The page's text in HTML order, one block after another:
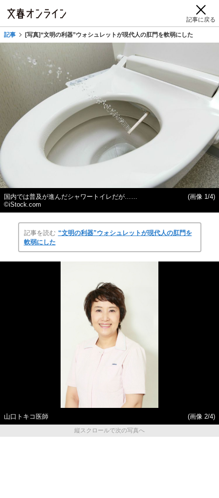
記事に戻る
記事 [写真]“文明の利器”ウォシュレットが現代人の肛門を軟弱にした
国内では普及が進んだシャワートイレだが……
©iStock.com
(画像 1/4)
記事を読む “文明の利器”ウォシュレットが現代人の肛門を
軟弱にした
山口トキコ医師
(画像 2/4)
縦スクロールで次の写真へ